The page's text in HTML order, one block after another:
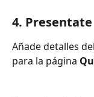
4. Presentate
Añade detalles
para la página